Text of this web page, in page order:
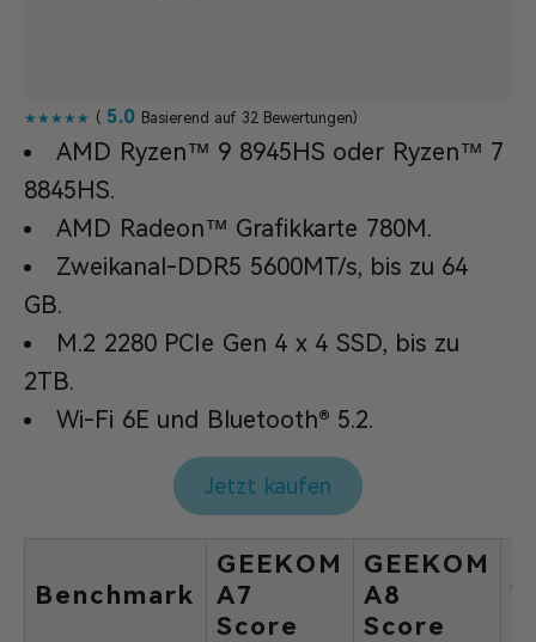
★★★★★ (5.0 Basierend auf 32 Bewertungen)
AMD Ryzen™ 9 8945HS oder Ryzen™ 7
8845HS.
AMD Radeon™ Grafikkarte 780M.
Zweikanal-DDR5 5600MT/s, bis zu 64
GB.
M.2 2280 PCIe Gen 4 x 4 SSD, bis zu
2TB.
Wi-Fi 6E und Bluetooth® 5.2.
Jetzt kaufen
Benchmark
GEEKOM
A7
Score
GEEKOM
A8
Score